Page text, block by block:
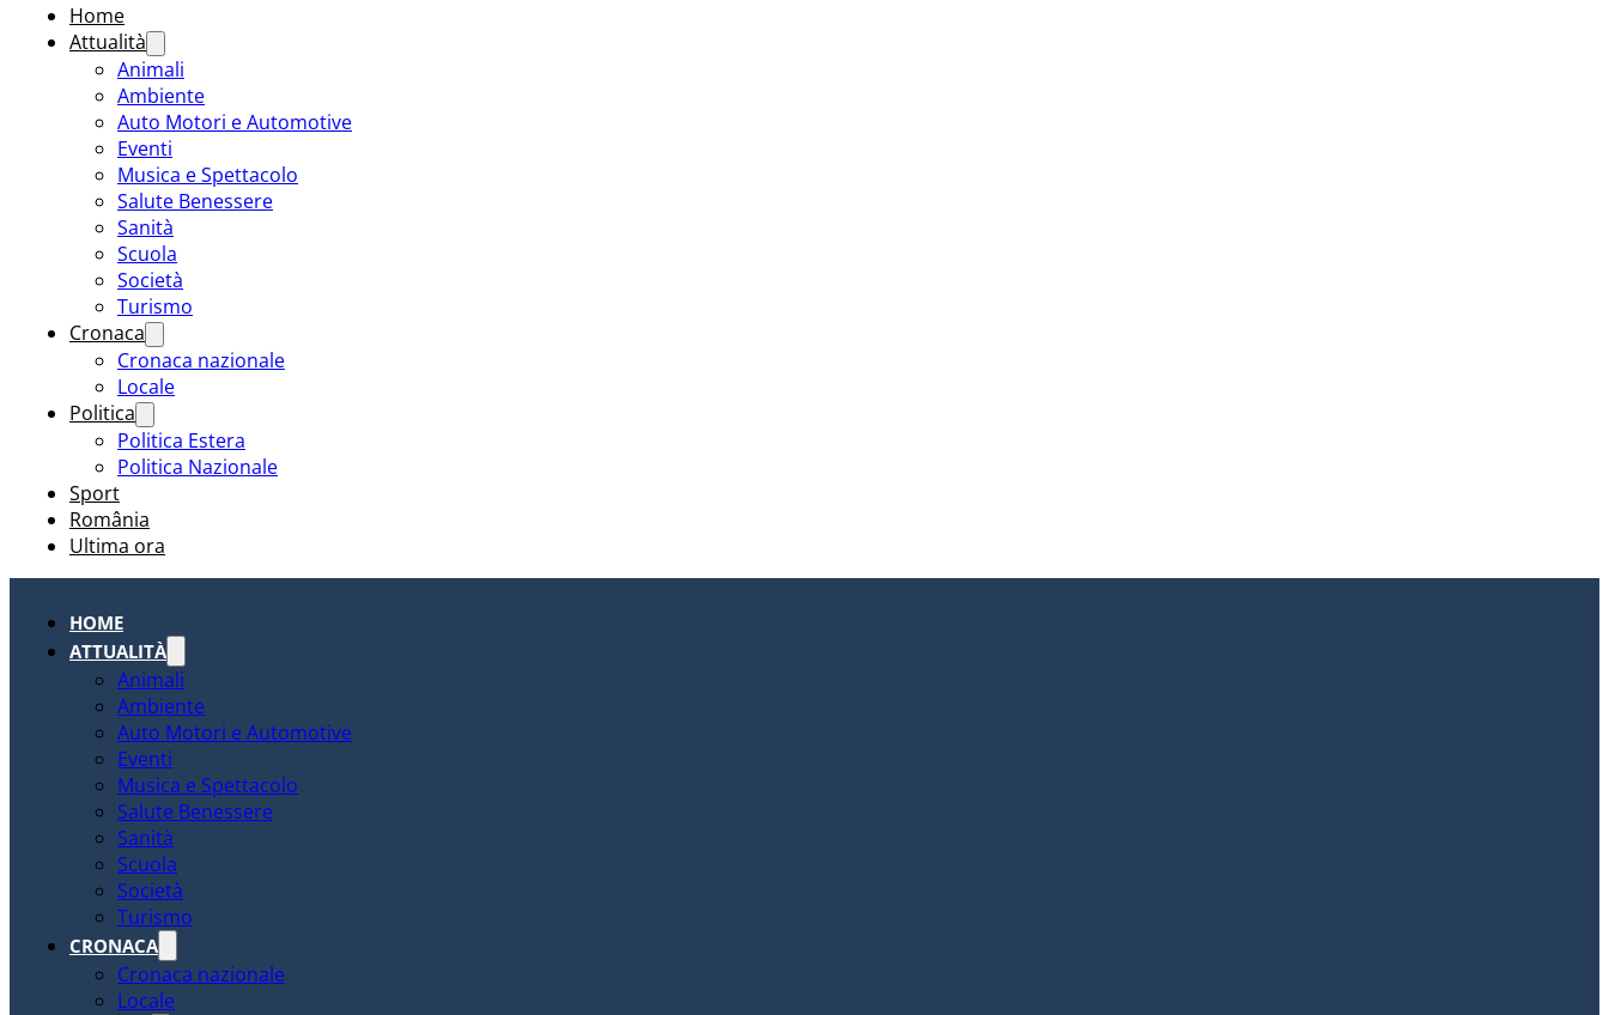
Home
Attualità
Animali
Ambiente
Auto Motori e Automotive
Eventi
Musica e Spettacolo
Salute Benessere
Sanità
Scuola
Società
Turismo
Cronaca
Cronaca nazionale
Locale
Politica
Politica Estera
Politica Nazionale
Sport
România
Ultima ora
HOME
ATTUALITÀ
Animali
Ambiente
Auto Motori e Automotive
Eventi
Musica e Spettacolo
Salute Benessere
Sanità
Scuola
Società
Turismo
CRONACA
Cronaca nazionale
Locale